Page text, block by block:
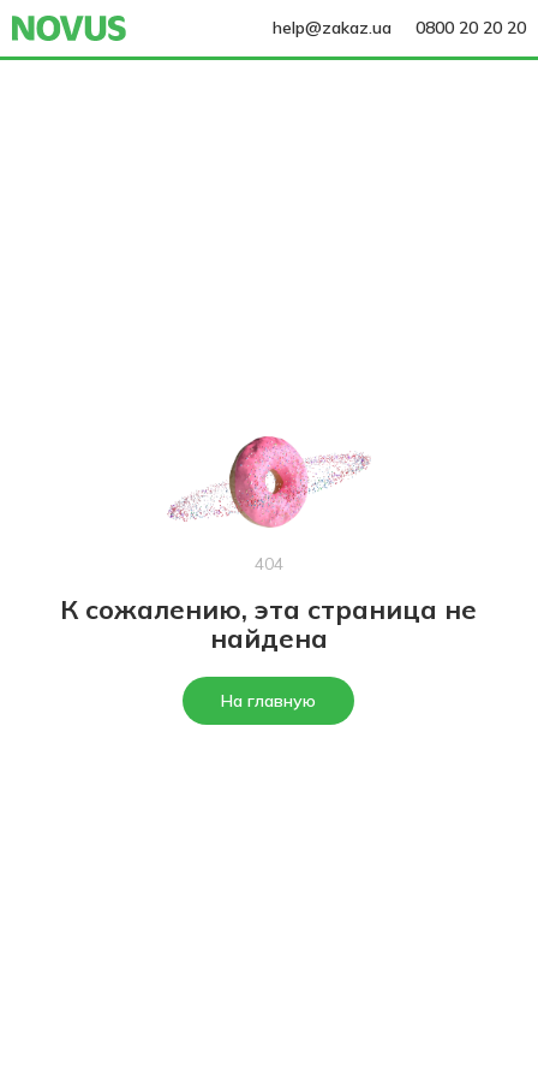
help@zakaz.ua 0800 20 20 20
404
К сожалению, эта страница не
найдена
На главную